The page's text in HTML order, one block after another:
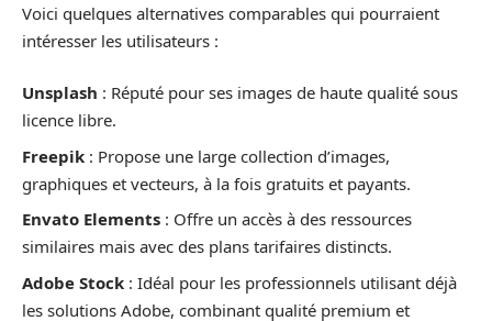
Voici quelques alternatives comparables qui pourraient
intéresser les utilisateurs :
Unsplash : Réputé pour ses images de haute qualité sous
licence libre.
Freepik : Propose une large collection d’images,
graphiques et vecteurs, à la fois gratuits et payants.
Envato Elements : Offre un accès à des ressources
similaires mais avec des plans tarifaires distincts.
Adobe Stock : Idéal pour les professionnels utilisant déjà
les solutions Adobe, combinant qualité premium et